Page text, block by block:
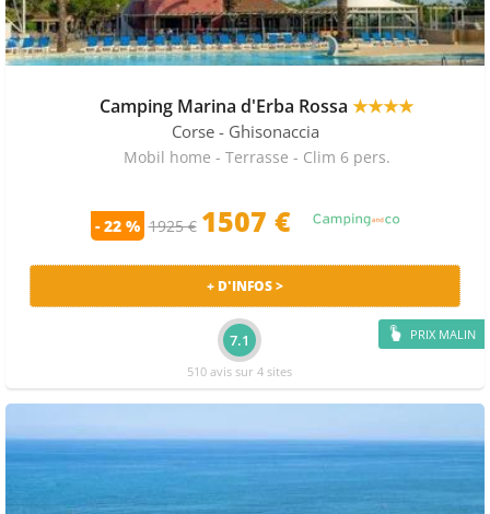
Camping Marina d'Erba Rossa ★★★★
Corse - Ghisonaccia
Mobil home - Terrasse - Clim 6 pers.
- 22 % 1925 € 1507 €
PRIX MALIN
+ D'INFOS >
7.1
510 avis sur 4 sites